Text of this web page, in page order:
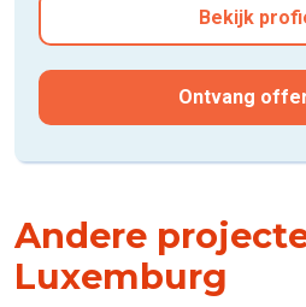
Bekijk
Ontvang
Andere
Luxemburg